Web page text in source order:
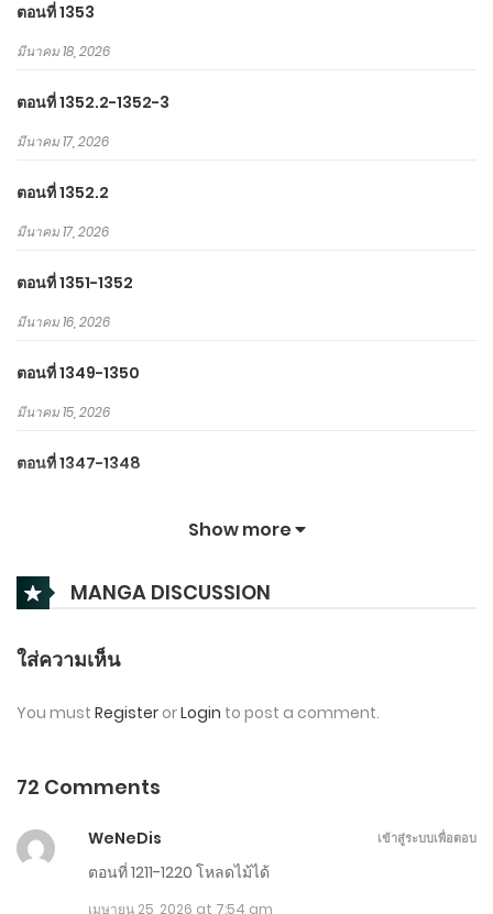
ตอนที่ 1353
มีนาคม 18, 2026
ตอนที่ 1352.2-1352-3
มีนาคม 17, 2026
ตอนที่ 1352.2
มีนาคม 17, 2026
ตอนที่ 1351-1352
มีนาคม 16, 2026
ตอนที่ 1349-1350
มีนาคม 15, 2026
ตอนที่ 1347-1348
มีนาคม 13, 2026
ตอนที่ 1343-1344
ตอนที่ 1339-1340
มีนาคม 10, 2026
Show more
MANGA DISCUSSION
ใส่ความเห็น
You must Register orLogin to post a comment.
72 Comments
WeNeDis
ตอนที่ 1211-1220 โหลดไม้ได้
เมษายน 25, 2026 at 7:54 am
เข้าสู่ระบบเพื่อตอบ